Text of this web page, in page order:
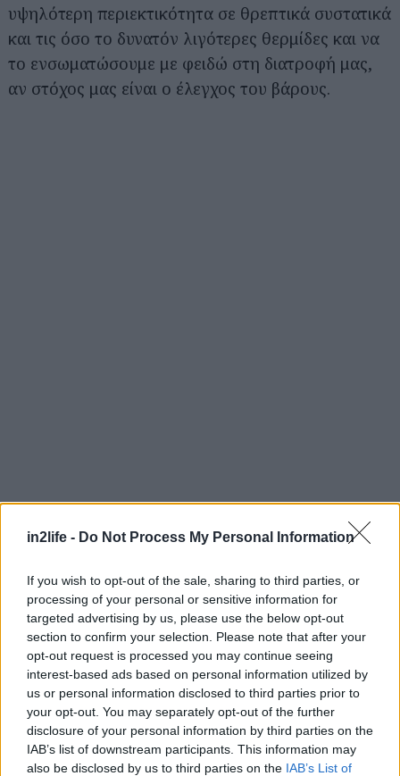
in2life - Do Not Process My Personal Information
If you wish to opt-out of the sale, sharing to third parties, or
processing of your personal or sensitive information for
targeted advertising by us, please use the below opt-out
section to confirm your selection. Please note that after your
opt-out request is processed you may continue seeing
interest-based ads based on personal information utilized by
us or personal information disclosed to third parties prior to
your opt-out. You may separately opt-out of the further
disclosure of your personal information by third parties on the
IAB’s list of downstream participants. This information may
also be disclosed by us to third parties on the IAB’s List of
υψηλότερη περιεκτικότητα σε θρεπτικά συστατικά
και τις όσο το δυνατόν λιγότερες θερμίδες και να
το ενσωματώσουμε με φειδώ στη διατροφή μας,
αν στόχος μας είναι ο έλεγχος του βάρους.